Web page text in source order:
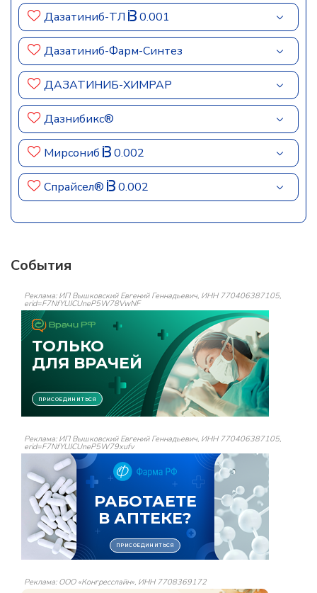
Дазатиниб-ТЛ 0.001
Дазатиниб-Фарм-Синтез
ДАЗАТИНИБ-ХИМРАР
Дазнибикс®
Мирсониб 0.002
Спрайсел® 0.002
События
Реклама: ИП Вышковский Евгений Геннадьевич, ИНН 770406387105,
erid=F7NfYUJCUneP5W78VwNF
Реклама: ИП Вышковский Евгений Геннадьевич, ИНН 770406387105,
erid=F7NfYUJCUneP5W79xufv
Реклама: ООО «Конгресслайн», ИНН 7708369172